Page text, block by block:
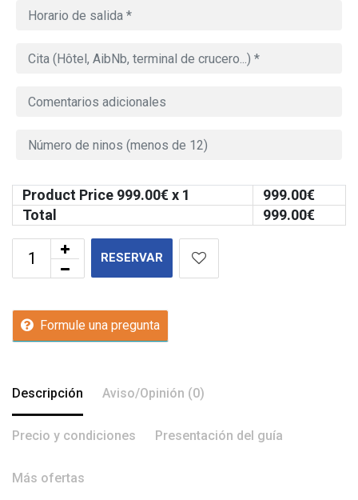
Product Price 999.00€ x 1 999.00€
Total
999.00€
RESERVAR
Formule una pregunta
Descripción Aviso/Opinión (0)
Precio y condiciones Presentación del guía
Más ofertas